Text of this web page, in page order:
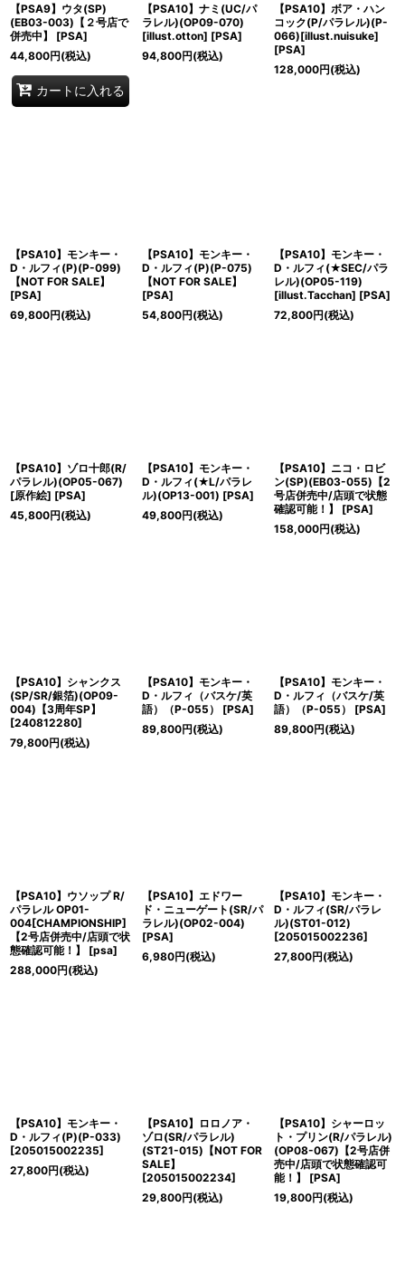
【PSA9】ウタ(SP)
(EB03-003)【２号店で
併売中】
[PSA]
44,800円(税込)
カートに入れる
【PSA10】ナミ(UC/パ
ラレル)(OP09-070)
[illust.otton] [PSA]
94,800円(税込)
【PSA10】ボア・ハン
コック(P/パラレル)(P-
066)[illust.nuisuke]
[PSA]
128,000円(税込)
【PSA10】モンキー・
D・ルフィ(P)(P-099)
【NOT FOR SALE】
[PSA]
69,800円(税込)
【PSA10】モンキー・
D・ルフィ(P)(P-075)
【NOT FOR SALE】
[PSA]
54,800円(税込)
【PSA10】モンキー・
D・ルフィ(★SEC/パラ
レル)(OP05-119)
[illust.Tacchan] [PSA]
72,800円(税込)
【PSA10】ゾロ十郎(R/
パラレル)(OP05-067)
[原作絵] [PSA]
45,800円(税込)
【PSA10】モンキー・
D・ルフィ(★L/パラレ
ル)(OP13-001) [PSA]
49,800円(税込)
【PSA10】ニコ・ロビ
ン(SP)(EB03-055)【2
号店併売中/店頭で状態
確認可能！】
[PSA]
158,000円(税込)
【PSA10】シャンクス
(SP/SR/銀箔)(OP09-
004)【3周年SP】
[240812280]
79,800円(税込)
【PSA10】モンキー・
D・ルフィ（バスケ/英
語）（P-055）
[PSA]
89,800円(税込)
【PSA10】モンキー・
D・ルフィ（バスケ/英
語）（P-055）
[PSA]
89,800円(税込)
【PSA10】ウソップ R/
パラレル OP01-
004[CHAMPIONSHIP]
【2号店併売中/店頭で状
態確認可能！】
[psa]
288,000円(税込)
【PSA10】エドワー
ド・ニューゲート(SR/パ
ラレル)(OP02-004)
[PSA]
6,980円(税込)
【PSA10】モンキー・
D・ルフィ(SR/パラレ
ル)(ST01-012)
[205015002236]
27,800円(税込)
【PSA10】モンキー・
D・ルフィ(P)(P-033)
[205015002235]
27,800円(税込)
【PSA10】ロロノア・
ゾロ(SR/パラレル)
(ST21-015)【NOT FOR
SALE】
[205015002234]
29,800円(税込)
【PSA10】シャーロッ
ト・プリン(R/パラレル)
(OP08-067)【2号店併
売中/店頭で状態確認可
能！】
[PSA]
19,800円(税込)